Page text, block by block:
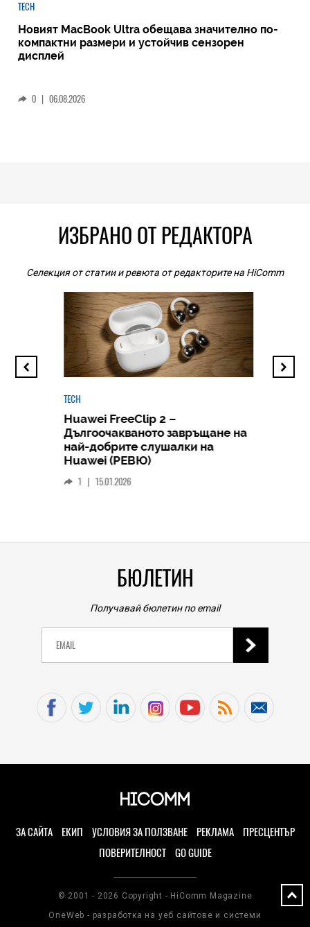
TECH
Новият MacBook Ultra обещава значително по-
компактни размери и устойчив сензорен
дисплей
0 | 06.08.2026
ИЗБРАНО ОТ РЕДАКТОРА
Селекция от статии и ревюта от редакторите на HiComm
TECH
Huawei FreeClip 2 –
Дългоочакваното завръщане на
най-добрите слушалки на
Huawei (РЕВЮ)
1 15.01.2026
БЮЛЕТИН
Получавай бюлетин по email
ЗА САЙТА ЕКИП УСЛОВИЯ ЗА ПОЛЗВАНЕ РЕКЛАМА
ПРЕСЦЕНТЪР
ПОВЕРИТЕЛНОСТ
GO GUIDE
© 2001 - 2026 Copyright - HiComm Magazine
OneWeb - разработка на уеб сайтове и системи